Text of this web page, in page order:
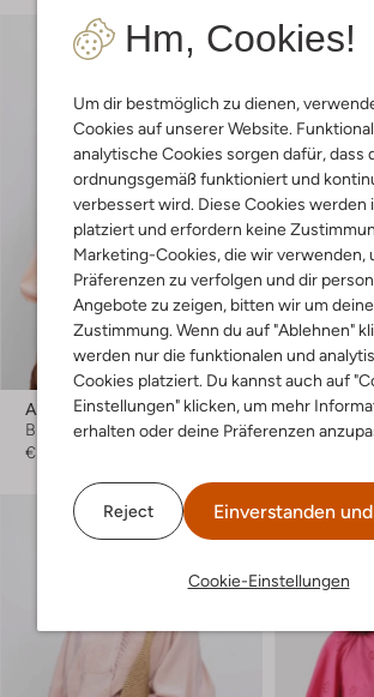
Hm, Cookies!
Um dir bestmöglich zu dienen,
Cookies auf unserer Website.
analytische Cookies sorgen dafür, dass
ordnungsgemäß funktioniert und
verbessert wird. Diese Cookies werden
platziert und erfordern keine
Marketing-Cookies, die wir verwenden,
Präferenzen zu verfolgen und dir
Angebote zu zeigen, bitten wir um deine
Zustimmung. Wenn du auf "Ablehnen"
werden nur die funktionalen und
Cookies platziert. Du kannst auch auf
Einstellungen" klicken, um mehr
erhalten oder deine Präferenzen
Reject Einverstanden
Cookie-Einstellungen
Amaya Amsterdam
Bluse
€ 109,99
Studio
Bluse